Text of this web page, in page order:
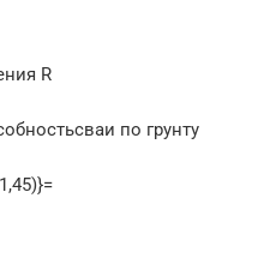
R
по грунту